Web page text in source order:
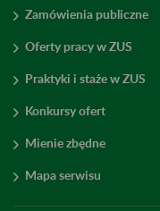
Zamówienia publiczne
Oferty pracy w ZUS
Praktyki i staże w ZUS
Konkursy ofert
Mienie zbędne
Mapa serwisu